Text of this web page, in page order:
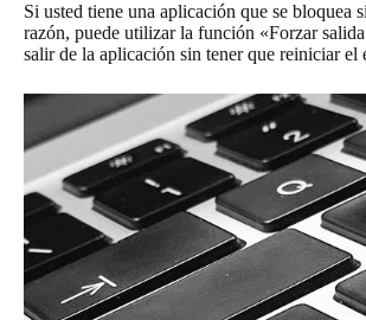
Si usted tiene una aplicación que se bloquea
razón, puede utilizar la función «Forzar
salir de la aplicación sin tener que reiniciar el